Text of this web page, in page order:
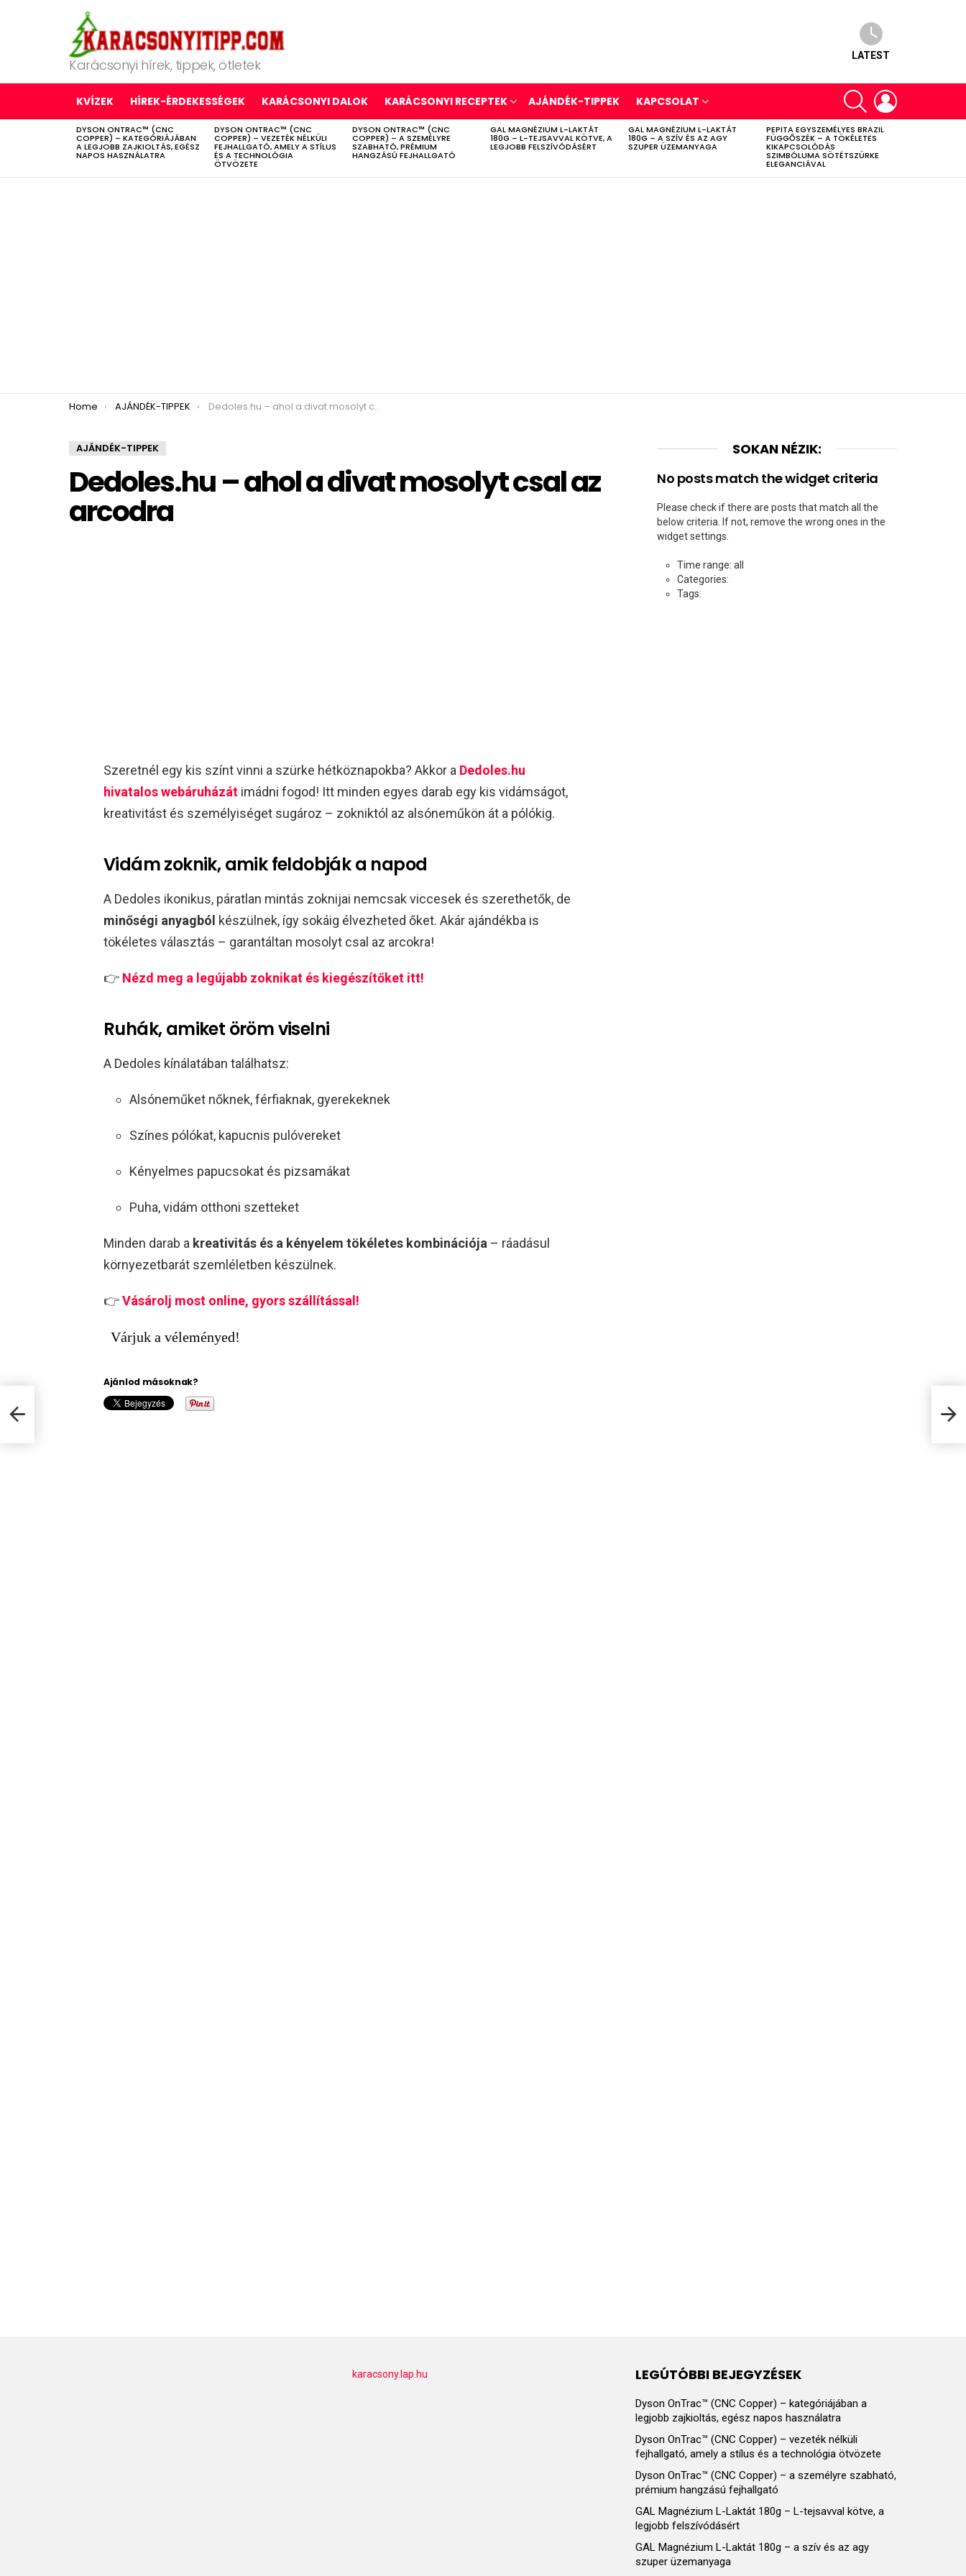
Karácsonyi hírek, tippek, ötletek
LATEST
KVÍZEK HÍREK-ÉRDEKESSÉGEK KARÁCSONYI DALOK KARÁCSONYI RECEPTEK AJÁNDÉK-TIPPEK KAPCSOLAT
SEARCH
LATEST
STORIES
DYSON ONTRAC™ (CNC
COPPER) – KATEGÓRIÁJÁBAN
A LEGJOBB ZAJKIOLTÁS, EGÉSZ
NAPOS HASZNÁLATRA
DYSON ONTRAC™ (CNC
COPPER) – VEZETÉK NÉLKÜLI
FEJHALLGATÓ, AMELY A STÍLUS
ÉS A TECHNOLÓGIA
ÖTVÖZETE
DYSON ONTRAC™ (CNC
COPPER) – A SZEMÉLYRE
SZABHATÓ, PRÉMIUM
HANGZÁSÚ FEJHALLGATÓ
GAL MAGNÉZIUM L-LAKTÁT
180G – L-TEJSAVVAL KÖTVE, A
LEGJOBB FELSZÍVÓDÁSÉRT
GAL MAGNÉZIUM L-LAKTÁT
180G – A SZÍV ÉS AZ AGY
SZUPER ÜZEMANYAGA
PEPITA EGYSZEMÉLYES BRAZIL
FÜGGŐSZÉK – A TÖKÉLETES
KIKAPCSOLÓDÁS
SZIMBÓLUMA SÖTÉTSZÜRKE
ELEGANCIÁVAL
You are here:
Home AJÁNDÉK-TIPPEK Dedoles.hu – ahol a divat mosolyt csal az arcodra
AJÁNDÉK-TIPPEK
Dedoles.hu – ahol a divat mosolyt csal az
arcodra
Szeretnél egy kis színt vinni a szürke hétköznapokba? Akkor a Dedoles.hu
hivatalos webáruházát imádni fogod! Itt minden egyes darab egy kis vidámságot,
kreativitást és személyiséget sugároz – zokniktól az alsóneműkön át a pólókig.
Vidám zoknik, amik feldobják a napod
A Dedoles ikonikus, páratlan mintás zoknijai nemcsak viccesek és szerethetők, de
minőségi anyagból készülnek, így sokáig élvezheted őket. Akár ajándékba is
tökéletes választás – garantáltan mosolyt csal az arcokra!
👉 Nézd meg a legújabb zoknikat és kiegészítőket itt!
Ruhák, amiket öröm viselni
A Dedoles kínálatában találhatsz:
Alsóneműket nőknek, férfiaknak, gyerekeknek
Színes pólókat, kapucnis pulóvereket
Kényelmes papucsokat és pizsamákat
Puha, vidám otthoni szetteket
Minden darab a kreativitás és a kényelem tökéletes kombinációja – ráadásul
környezetbarát szemléletben készülnek.
👉Vásárolj most online, gyors szállítással!
Várjuk a véleményed!
Ajánlod másoknak?
SOKAN NÉZIK:
No posts match the widget criteria
Please check if there are posts that match all the
below criteria. If not, remove the wrong ones in the
widget settings.
Time range: all
Categories:
Tags:
karacsony.lap.hu LEGÚTÓBBI BEJEGYZÉSEK
Dyson OnTrac™ (CNC Copper) – kategóriájában a
legjobb zajkioltás, egész napos használatra
Dyson OnTrac™ (CNC Copper) – vezeték nélküli
fejhallgató, amely a stílus és a technológia ötvözete
Dyson OnTrac™ (CNC Copper) – a személyre szabható,
prémium hangzású fejhallgató
GAL Magnézium L-Laktát 180g – L-tejsavval kötve, a
legjobb felszívódásért
GAL Magnézium L-Laktát 180g – a szív és az agy
szuper üzemanyaga